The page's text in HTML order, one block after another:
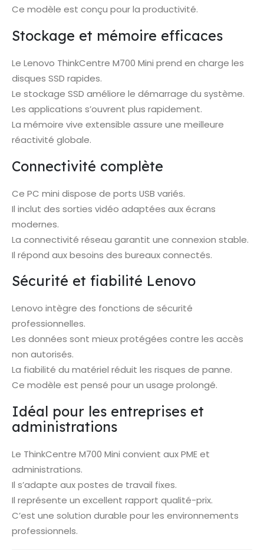
Ce modèle est conçu pour la productivité.
Stockage et mémoire efficaces
Le Lenovo ThinkCentre M700 Mini prend en charge les
disques SSD rapides.
Le stockage SSD améliore le démarrage du système.
Les applications s’ouvrent plus rapidement.
La mémoire vive extensible assure une meilleure
réactivité globale.
Connectivité complète
Ce PC mini dispose de ports USB variés.
Il inclut des sorties vidéo adaptées aux écrans
modernes.
La connectivité réseau garantit une connexion stable.
Il répond aux besoins des bureaux connectés.
Sécurité et fiabilité Lenovo
Lenovo intègre des fonctions de sécurité
professionnelles.
Les données sont mieux protégées contre les accès
non autorisés.
La fiabilité du matériel réduit les risques de panne.
Ce modèle est pensé pour un usage prolongé.
Idéal pour les entreprises et
administrations
Le ThinkCentre M700 Mini convient aux PME et
administrations.
Il s’adapte aux postes de travail fixes.
Il représente un excellent rapport qualité-prix.
C’est une solution durable pour les environnements
professionnels.